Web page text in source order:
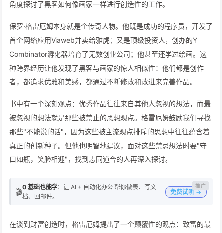
角度探讨了黑客如何像画家一样进行创造性的工作。
保罗·格雷厄姆本身就是个传奇人物。他既是成功的程序员，开发了
首个网络应用Viaweb并卖给雅虎；又是顶级投资人，创办的Y
Combinator孵化器培育了无数创业公司；他甚至还学过绘画。这
种跨界经历让他发现了黑客与画家的惊人相似性：他们都是创作
者，都追求优雅和美感，都通过不断修改和改进来完善作品。
书中有一个深刻观点：优秀作品往往来自其他人忽视的想法，而最
被忽视的想法就是那些被禁止的思想观点。格雷厄姆鼓励我们寻找
那些"不能说的话"，因为这些被主流观点排斥的思想中往往蕴含着
真正的创新种子。但他也明智地建议，面对这些禁忌想法时要"守
口如瓶，笑脸相迎"，找到志同道合的人再深入探讨。
🎬0 基础也能学：让 AI + 自动化办公 帮你做表、写文
档、回邮件。
免费试听 →
在谈到财富创造时，格雷厄姆提出了一个颠覆性的观点：致富的最